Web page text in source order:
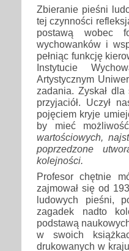
Zbieranie pieśni
tej czynności
postawą wobec
wychowanków i
pełniąc funkcję
Instytucie
Artystycznym
zadania. Zyskał
przyjaciół. Uczył
pojęciem kryje
by mieć
wartościowych,
poprzedzone
kolejności.
Profesor chętnie
zajmował się od
ludowych pieśni,
zagadek nadto
podstawą
w swoich
drukowanych w